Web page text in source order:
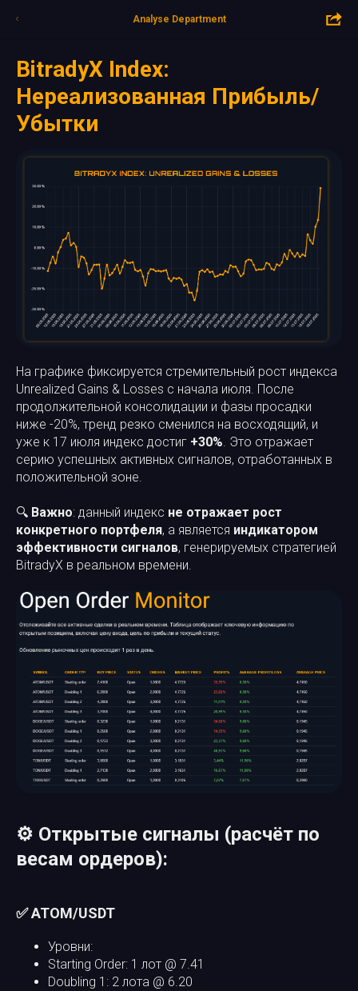
Analyse Department
BitradyX Index:
Нереализованная Прибыль/
Убытки
На графике фиксируется стремительный рост индекса
Unrealized Gains & Losses с начала июля. После
продолжительной консолидации и фазы просадки
ниже -20%, тренд резко сменился на восходящий, и
уже к 17 июля индекс достиг +30%. Это отражает
серию успешных активных сигналов, отработанных в
положительной зоне.
🔍 Важно: данный индекс не отражает рост
конкретного портфеля, а является индикатором
эффективности сигналов, генерируемых стратегией
BitradyX в реальном времени.
⚙️ Открытые сигналы (расчёт по
весам ордеров):
✅ ATOM/USDT
Уровни:
Starting Order: 1 лот @ 7.41
Doubling 1: 2 лота @ 6.20